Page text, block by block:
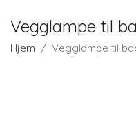
Vegglampe til
Hjem Vegglampe til